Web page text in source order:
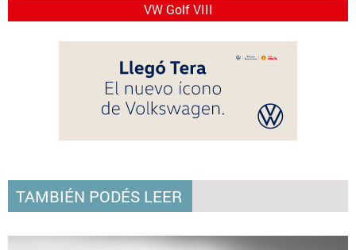
VW Golf VIII
TAMBIÉN PODÉS LEER